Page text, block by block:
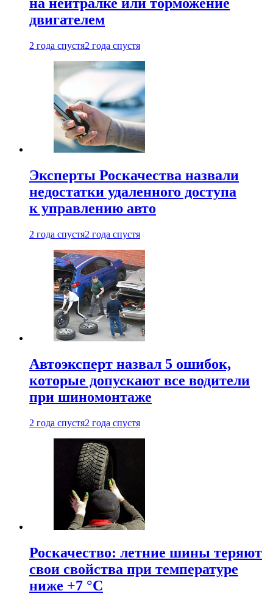
двигателем
2 года спустя2 года спустя
Эксперты Роскачества назвали
недостатки удаленного доступа
к управлению авто
2 года спустя2 года спустя
Автоэксперт назвал 5 ошибок,
которые допускают все водители
при шиномонтаже
2 года спустя2 года спустя
Роскачество: летние шины теряют
свои свойства при температуре
ниже +7 °C